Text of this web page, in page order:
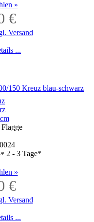
»
€
Versand
...
2 - 3 Tage*
»
€
Versand
...